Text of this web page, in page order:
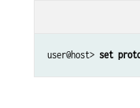
user@host> set